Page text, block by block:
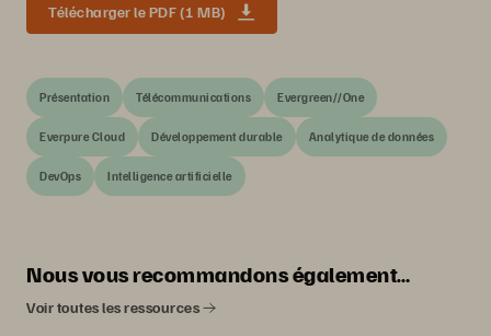
Télécharger le PDF (1 MB)
Présentation Télécommunications Evergreen//One
Everpure Cloud Développement durable Analytique de données
DevOps Intelligence artificielle
Nous vous recommandons également…
Voir toutes les ressources